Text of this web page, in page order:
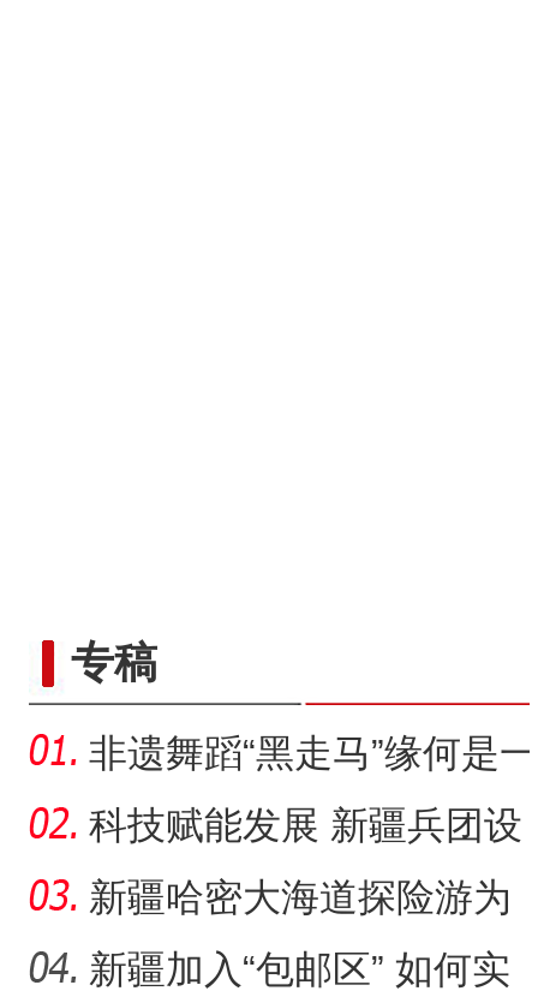
专稿
非遗舞蹈“黑走马”缘何是一
种快乐的传承？
科技赋能发展 新疆兵团设
施农业显现“科技范”
新疆哈密大海道探险游为
何受青睐？
新疆加入“包邮区” 如何实